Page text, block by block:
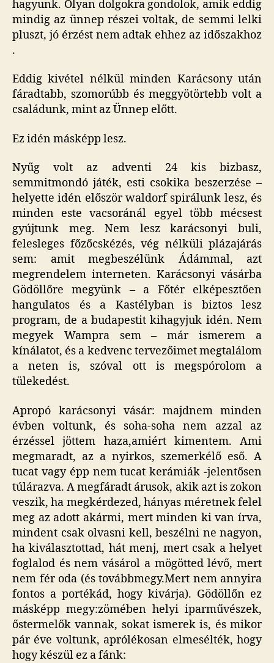
hagyunk. Olyan dolgokra gondolok, amik eddig
mindig az ünnep részei voltak, de semmi lelki
pluszt, jó érzést nem adtak ehhez az időszakhoz
.
Eddig kivétel nélkül minden Karácsony után
fáradtabb, szomorúbb és meggyötörtebb volt a
családunk, mint az Ünnep előtt.
Ez idén másképp lesz.
Nyűg volt az adventi 24 kis bizbasz,
semmitmondó játék, esti csokika beszerzése –
helyette idén először waldorf spirálunk lesz, és
minden este vacsoránál egyel több mécsest
gyújtunk meg. Nem lesz karácsonyi buli,
felesleges főzőcskézés, vég nélküli plázajárás
sem: amit megbeszélünk Ádámmal, azt
megrendelem interneten. Karácsonyi vásárba
Gödöllőre megyünk – a Főtér elképesztően
hangulatos és a Kastélyban is biztos lesz
program, de a budapestit kihagyjuk idén. Nem
megyek Wampra sem – már ismerem a
kínálatot, és a kedvenc tervezőimet megtalálom
a neten is, szóval ott is megspórolom a
tülekedést.
Apropó karácsonyi vásár: majdnem minden
évben voltunk, és soha-soha nem azzal az
érzéssel jöttem haza,amiért kimentem. Ami
megmaradt, az a nyirkos, szemerkélő eső. A
tucat vagy épp nem tucat kerámiák -jelentősen
túlárazva. A megfáradt árusok, akik azt is zokon
veszik, ha megkérdezed, hányas méretnek felel
meg az adott akármi, mert minden ki van írva,
mindent csak olvasni kell, beszélni ne nagyon,
ha kiválasztottad, hát menj, mert csak a helyet
foglalod és nem vásárol a mögötted lévő, mert
nem fér oda (és továbbmegy.Mert nem annyira
fontos a portékád, hogy kivárja). Gödöllőn ez
másképp megy:zömében helyi iparművészek,
őstermelők vannak, sokat ismerek is, és mikor
pár éve voltunk, aprólékosan elmesélték, hogy
hogy készül ez a fánk: